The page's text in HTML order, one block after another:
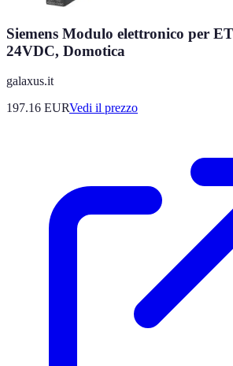
Siemens Modulo elettronico per
24VDC, Domotica
galaxus.it
197.16 EURVedi il prezzo